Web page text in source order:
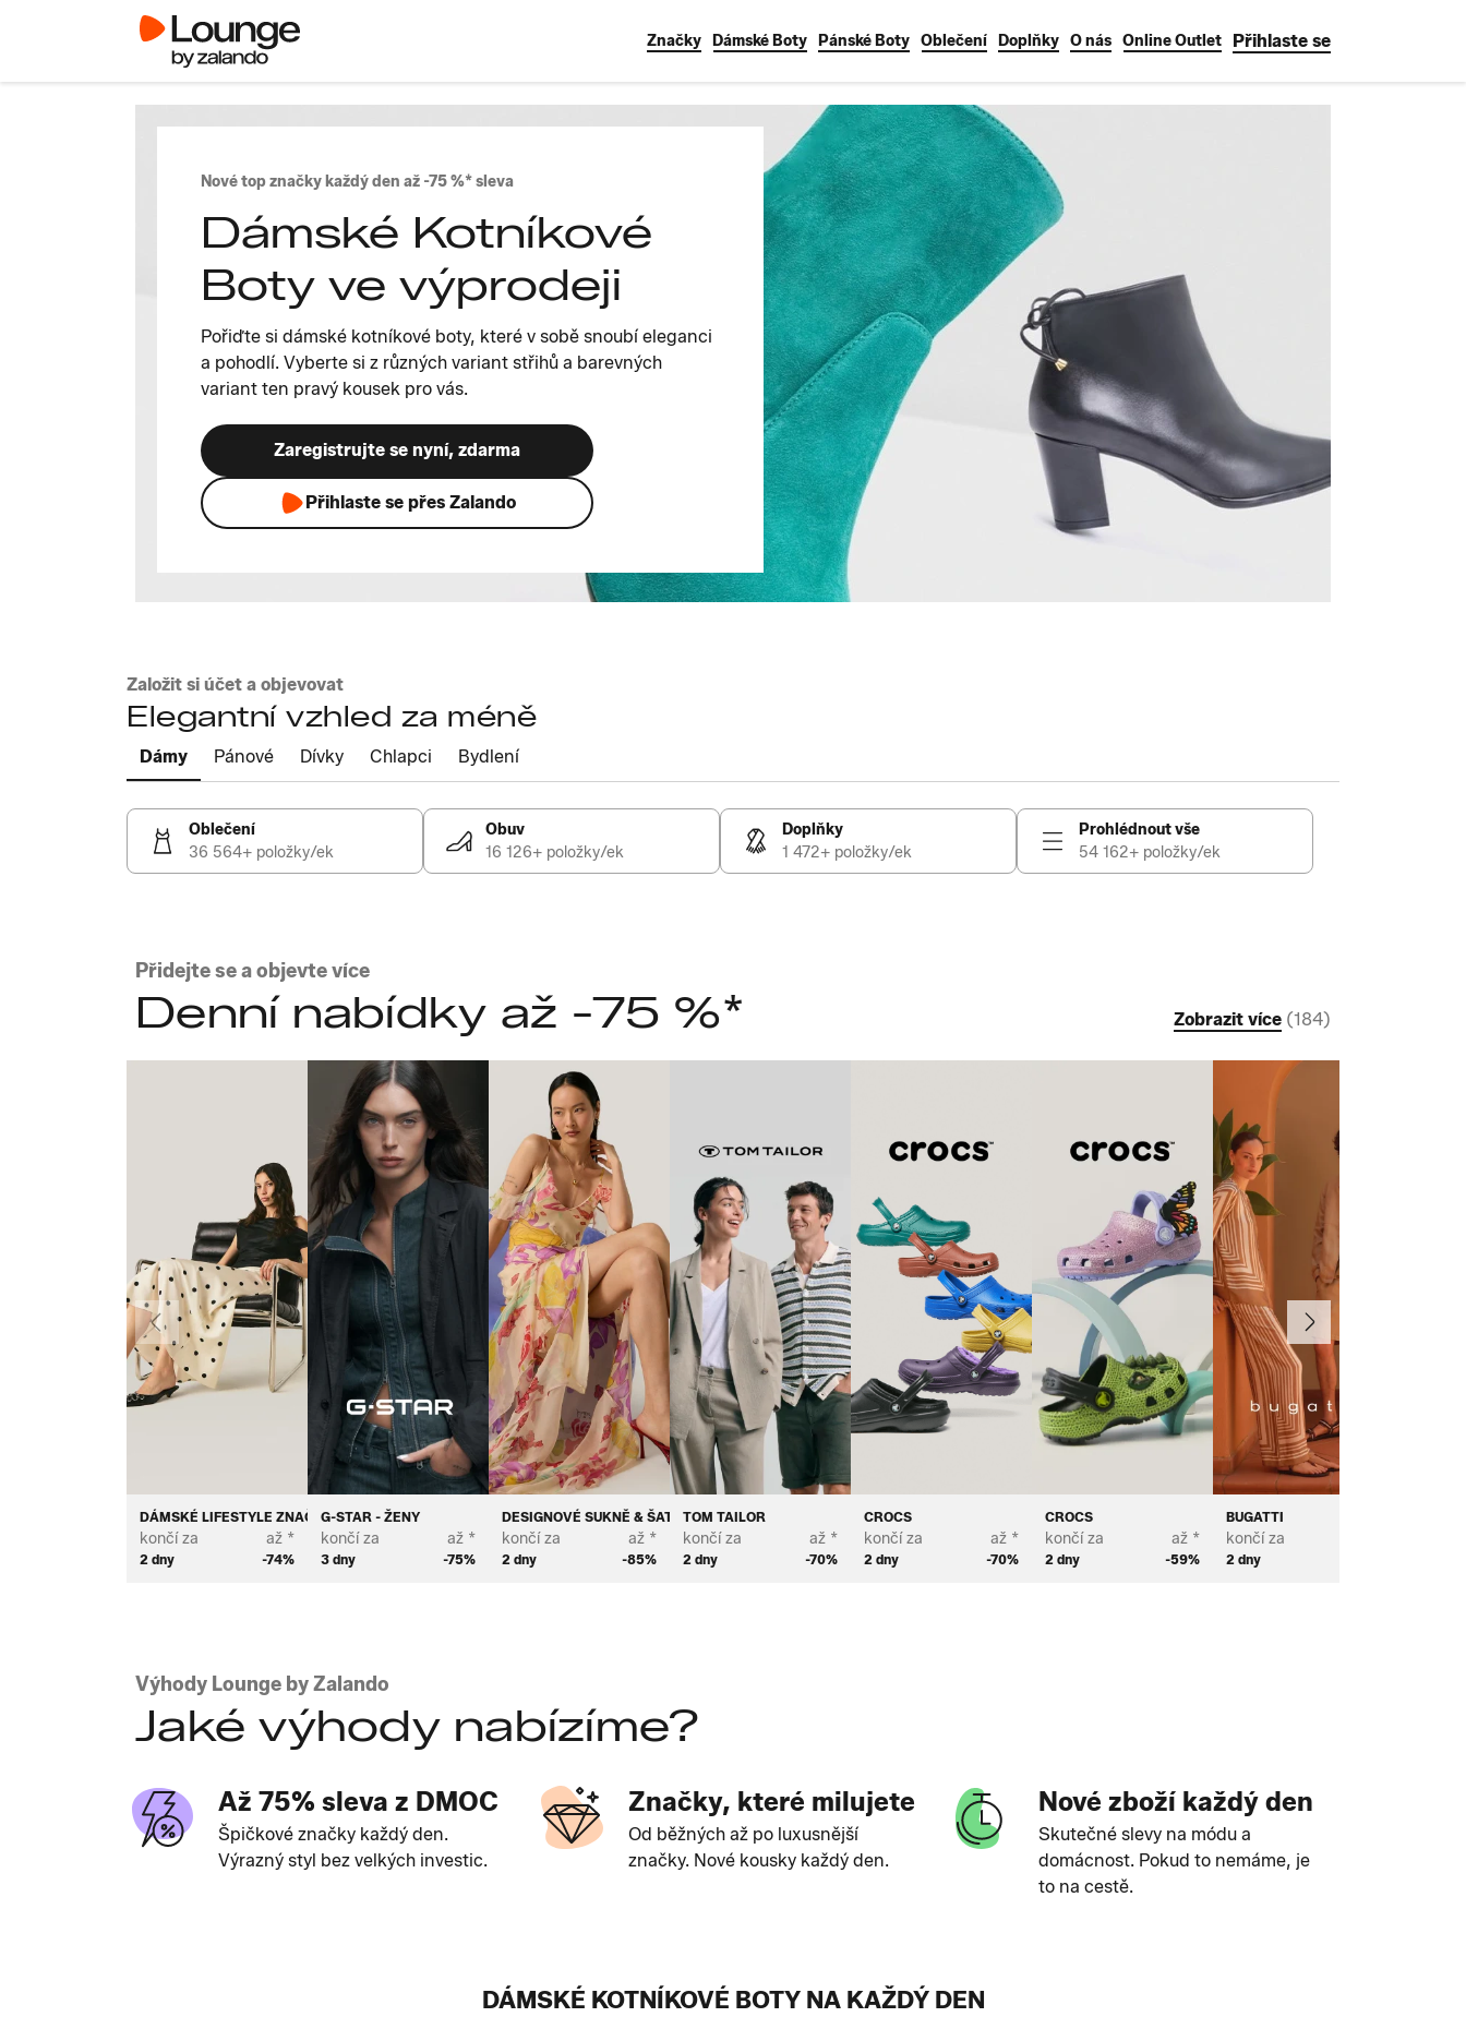
Značky Dámské Boty Pánské Boty Oblečení Doplňky O nás Online Outlet Přihlaste se
Nové top značky každý den až -75 %* sleva
Dámské Kotníkové
Boty ve výprodeji
Pořiďte si dámské kotníkové boty, které v sobě snoubí eleganci
a pohodlí. Vyberte si z různých variant střihů a barevných
variant ten pravý kousek pro vás.
Zaregistrujte se nyní, zdarma
Přihlaste se přes Zalando
Založit si účet a objevovat
Elegantní vzhled za méně
Dámy Pánové Dívky Chlapci Bydlení
Oblečení
36 564+ položky/ek
Obuv
16 126+ položky/ek
Doplňky
1 472+ položky/ek
Prohlédnout vše
54 162+ položky/ek
Přidejte se a objevte více
Denní nabídky až -75 %* Zobrazit více (184)
DÁMSKÉ LIFESTYLE ZNAČKY PRÉMIUM
končí za
2 dny
až *
-74%
G-STAR - ŽENY
končí za
3 dny
až *
-75%
DESIGNOVÉ SUKNĚ & ŠATY
končí za
2 dny
až *
-85%
TOM TAILOR
končí za
2 dny
až *
-70%
CROCS
končí za
2 dny
až *
-70%
CROCS
končí za
2 dny
až *
-59%
BUGATTI
končí za
2 dny
Předchozí Další
Výhody Lounge by Zalando
Jaké výhody nabízíme?
Až 75% sleva z DMOC
Špičkové značky každý den.
Výrazný styl bez velkých investic.
Značky, které milujete
Od běžných až po luxusnější
značky. Nové kousky každý den.
Nové zboží každý den
Skutečné slevy na módu a
domácnost. Pokud to nemáme, je
to na cestě.
DÁMSKÉ KOTNÍKOVÉ BOTY NA KAŽDÝ DEN